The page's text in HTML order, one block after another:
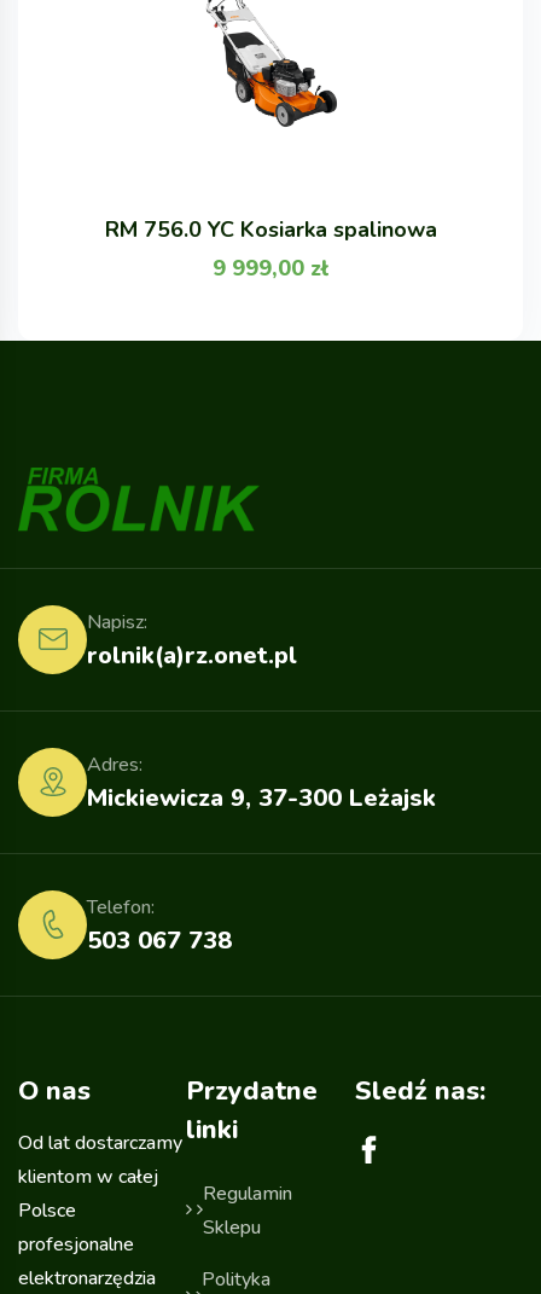
RM 756.0 YC Kosiarka spalinowa
9 999,00 zł
rolnik(a)rz.onet.pl
Napisz:
Mickiewicza 9, 37-300 Leżajsk
Adres:
503 067 738
Telefon:
O nas
Od lat dostarczamy
klientom w całej
Polsce
profesjonalne
elektronarzędzia
Przydatne
linki
Regulamin
Sklepu
Polityka
Sledź nas: